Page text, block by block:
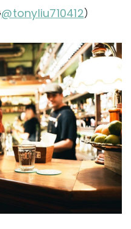
@tonyliu710412）